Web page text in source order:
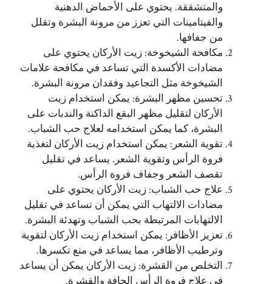
والمتشققة. يحتوي على الأحماض الدهنية
والفيتامينات التي تعزز من مرونة البشرة وتقلل
من جفافها.
مكافحة الشيخوخة: زيت الأركان يحتوي على
مضادات الأكسدة التي تساعد في مكافحة علامات
الشيخوخة مثل التجاعيد وفقدان مرونة البشرة.
تحسين مظهر البشرة: يمكن استخدام زيت
الأركان لتقليل مظهر البقع الداكنة والندبات على
البشرة، كما يمكن استخدامه لعلاج حب الشباب.
تقوية الشعر: يمكن استخدام زيت الأركان لتغذية
فروة الرأس وتقوية الشعر. يساعد في تقليل
تقصف الشعر وجفاف فروة الرأس.
علاج حب الشباب: زيت الأركان يحتوي على
مضادات الالتهاب التي يمكن أن تساعد في تقليل
الالتهابات المرتبطة بحب الشباب وتهدئة البشرة.
تعزيز الأظافر: يمكن استخدام زيت الأركان لتقوية
وترطيب الأظافر، مما يساعد في منع تكسرها.
التخلص من القشرة: زيت الأركان يمكن أن يساعد
في علاج فروة الرأس الجافة والقشرة.